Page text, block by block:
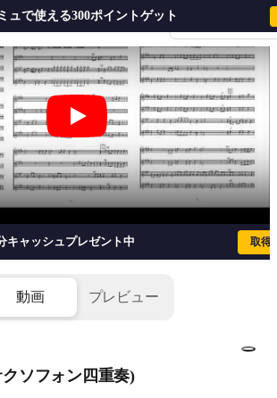
会員登録・ログイ
ュで使える300ポイントゲット
君をのせて (サクソフォン四重奏) - 天
キャッシュプレゼント中 取得
動画 プレビュー
ソフォン四重奏)